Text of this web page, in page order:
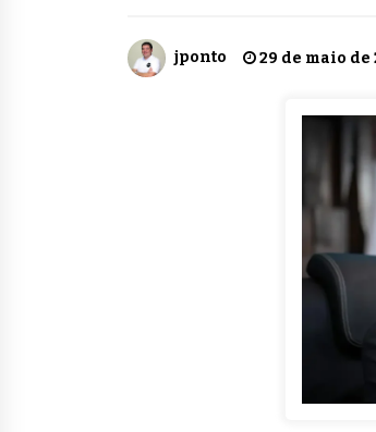
jponto 29 de maio de